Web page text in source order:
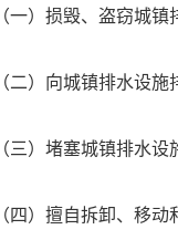
（一）损毁、盗窃城镇
（二）向城镇排水设
（三）堵塞城镇排水
（四）擅自拆卸、移